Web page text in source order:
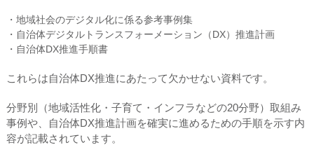
・地域社会のデジタル化に係る参考事例集
・自治体デジタルトランスフォーメーション（DX）推進計画
・自治体DX推進手順書
これらは自治体DX推進にあたって欠かせない資料です。
分野別（地域活性化・子育て・インフラなどの20分野）取組み
事例や、自治体DX推進計画を確実に進めるための手順を示す内
容が記載されています。